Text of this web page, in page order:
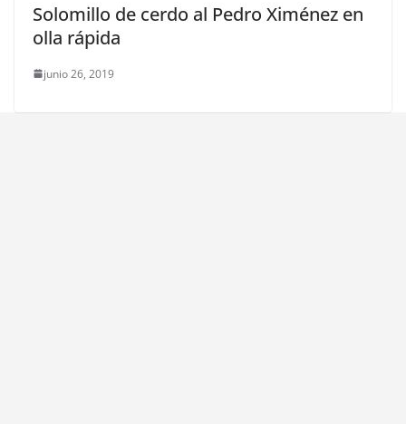
Solomillo de cerdo al Pedro Ximénez en
olla rápida
junio 26, 2019